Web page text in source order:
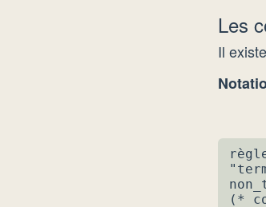
Les
Il
(*